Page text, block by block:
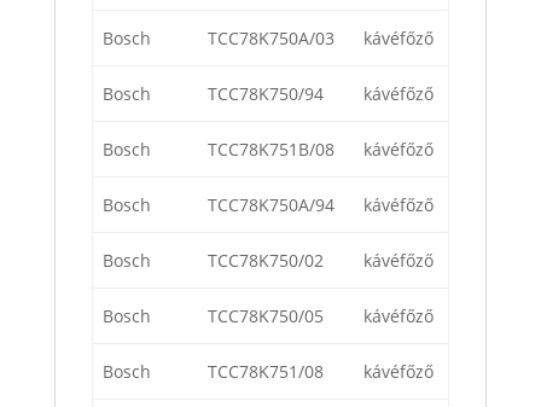
Bosch TCC78K750A/03 kávéfőző
Bosch TCC78K750/94 kávéfőző
Bosch TCC78K751B/08 kávéfőző
Bosch TCC78K750A/94 kávéfőző
Bosch TCC78K750/02 kávéfőző
Bosch TCC78K750/05 kávéfőző
Bosch TCC78K751/08 kávéfőző